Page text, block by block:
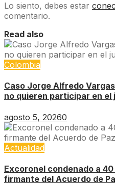
Lo siento, debes estar
comentario.
Read also
Colombia
Caso Jorge Alfredo
no quieren participar en el
agosto 5, 20260
Actualidad
Excoronel condenado a
firmante del Acuerdo de